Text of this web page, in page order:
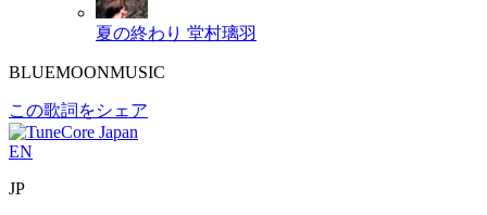
夏の終わり 堂村璃羽
BLUEMOONMUSIC
この歌詞をシェア
EN
JP